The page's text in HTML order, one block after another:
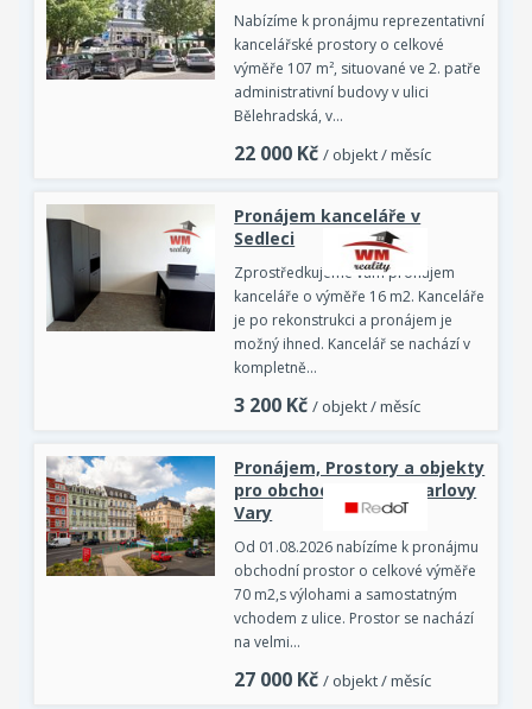
Nabízíme k pronájmu reprezentativní
kancelářské prostory o celkové
výměře 107 m², situované ve 2. patře
administrativní budovy v ulici
Bělehradská, v…
22 000 Kč / objekt / měsíc
Pronájem kanceláře v
Sedleci
Zprostředkujeme vám pronájem
kanceláře o výměře 16 m2. Kanceláře
je po rekonstrukci a pronájem je
možný ihned. Kancelář se nachází v
kompletně…
3 200 Kč / objekt / měsíc
Pronájem, Prostory a objekty
pro obchod a služby, Karlovy
Vary
Od 01.08.2026 nabízíme k pronájmu
obchodní prostor o celkové výměře
70 m2,s výlohami a samostatným
vchodem z ulice. Prostor se nachází
na velmi…
27 000 Kč / objekt / měsíc